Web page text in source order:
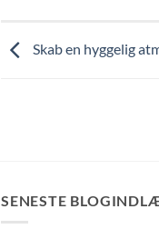
Skab en hyggelig
SENESTE